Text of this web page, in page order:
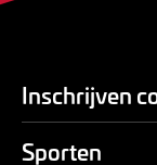
Inschrijven
Sporten